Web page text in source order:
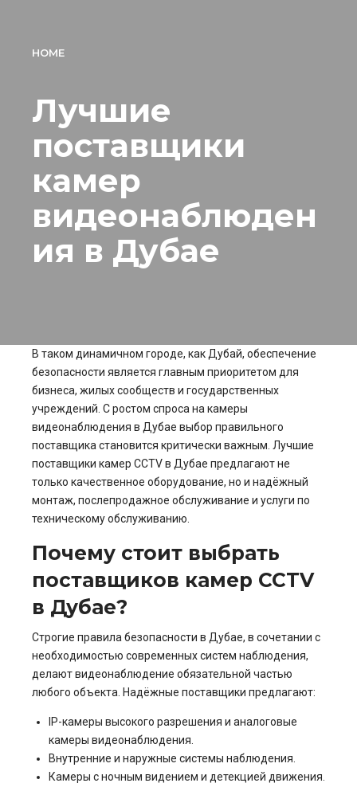
HOME
Лучшие
поставщики
камер
видеонаблюден
ия в Дубае
В таком динамичном городе, как Дубай, обеспечение
безопасности является главным приоритетом для
бизнеса, жилых сообществ и государственных
учреждений. С ростом спроса на камеры
видеонаблюдения в Дубае выбор правильного
поставщика становится критически важным. Лучшие
поставщики камер CCTV в Дубае предлагают не
только качественное оборудование, но и надёжный
монтаж, послепродажное обслуживание и услуги по
техническому обслуживанию.
Почему стоит выбрать
поставщиков камер CCTV
в Дубае?
Строгие правила безопасности в Дубае, в сочетании с
необходимостью современных систем наблюдения,
делают видеонаблюдение обязательной частью
любого объекта. Надёжные поставщики предлагают:
IP-камеры высокого разрешения и аналоговые
камеры видеонаблюдения.
Внутренние и наружные системы наблюдения.
Камеры с ночным видением и детекцией движения.